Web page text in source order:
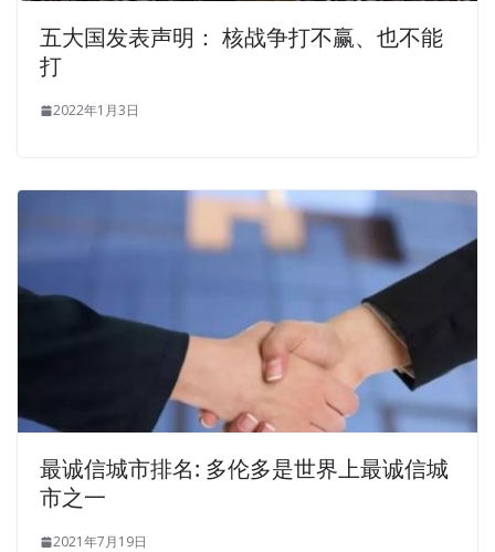
五大国发表声明： 核战争打不赢、也不能
打
2022年1月3日
最诚信城市排名: 多伦多是世界上最诚信城
市之一
2021年7月19日